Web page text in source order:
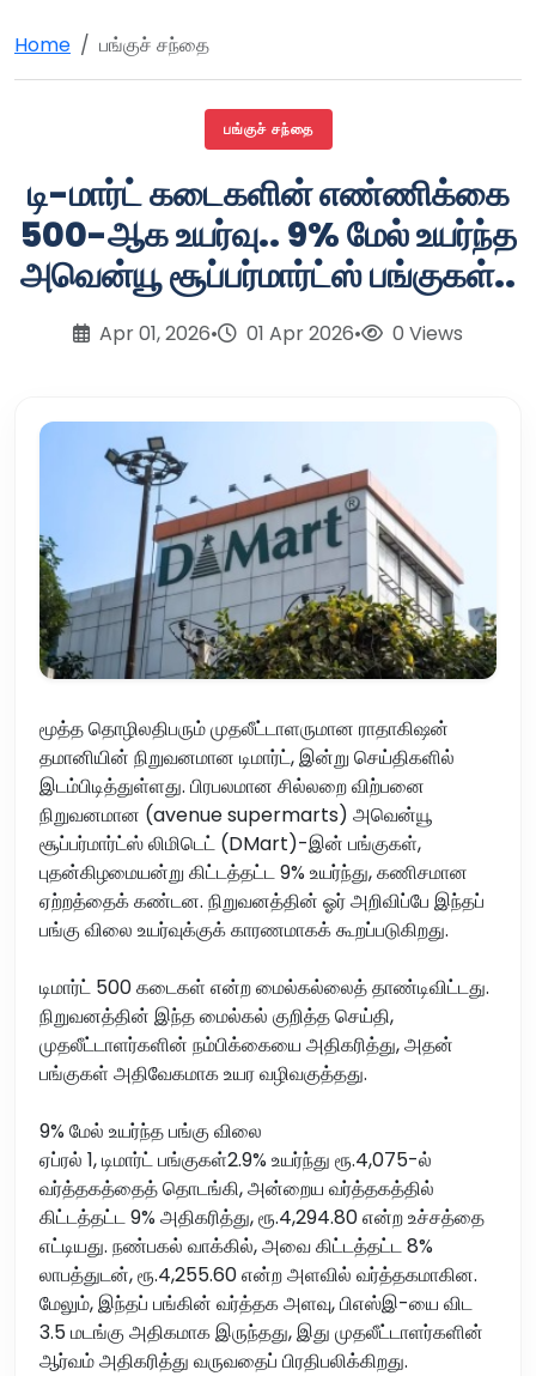
Home பங்குச் சந்தை
பங்குச் சந்தை
டி-மார்ட் கடைகளின் எண்ணிக்கை
500-ஆக உயர்வு.. 9% மேல் உயர்ந்த
அவென்யூ சூப்பர்மார்ட்ஸ் பங்குகள்..
Apr 01, 2026• 01 Apr 2026• 0 Views
மூத்த தொழிலதிபரும் முதலீட்டாளருமான ராதாகிஷன்
தமானியின் நிறுவனமான டிமார்ட், இன்று செய்திகளில்
இடம்பிடித்துள்ளது. பிரபலமான சில்லறை விற்பனை
நிறுவனமான (avenue supermarts) அவென்யூ
சூப்பர்மார்ட்ஸ் லிமிடெட் (DMart)-இன் பங்குகள்,
புதன்கிழமையன்று கிட்டத்தட்ட 9% உயர்ந்து, கணிசமான
ஏற்றத்தைக் கண்டன. நிறுவனத்தின் ஓர் அறிவிப்பே இந்தப்
பங்கு விலை உயர்வுக்குக் காரணமாகக் கூறப்படுகிறது.
டிமார்ட் 500 கடைகள் என்ற மைல்கல்லைத் தாண்டிவிட்டது.
நிறுவனத்தின் இந்த மைல்கல் குறித்த செய்தி,
முதலீட்டாளர்களின் நம்பிக்கையை அதிகரித்து, அதன்
பங்குகள் அதிவேகமாக உயர வழிவகுத்தது.
9% மேல் உயர்ந்த பங்கு விலை
ஏப்ரல் 1, டிமார்ட் பங்குகள்2.9% உயர்ந்து ரூ.4,075-ல்
வர்த்தகத்தைத் தொடங்கி, அன்றைய வர்த்தகத்தில்
கிட்டத்தட்ட 9% அதிகரித்து, ரூ.4,294.80 என்ற உச்சத்தை
எட்டியது. நண்பகல் வாக்கில், அவை கிட்டத்தட்ட 8%
லாபத்துடன், ரூ.4,255.60 என்ற அளவில் வர்த்தகமாகின.
மேலும், இந்தப் பங்கின் வர்த்தக அளவு, பிஎஸ்இ-யை விட
3.5 மடங்கு அதிகமாக இருந்தது, இது முதலீட்டாளர்களின்
ஆர்வம் அதிகரித்து வருவதைப் பிரதிபலிக்கிறது.